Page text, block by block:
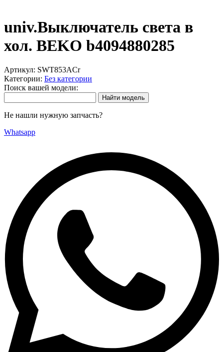
univ.Выключатель света в
хол. BEKO b4094880285
Артикул: SWT853ACr
Категории: Без категории
Поиск вашей модели:
Не нашли нужную запчасть?
Whatsapp